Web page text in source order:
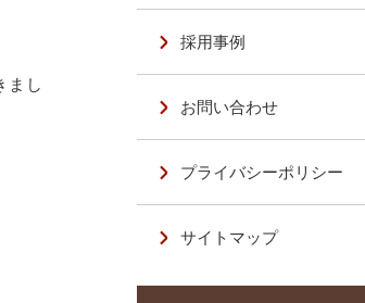
まし
採用事例
お問い合わせ
プライバシーポリシー
サイトマップ